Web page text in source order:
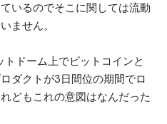
いるのでそこに関しては流動
ません。
ドーム上でビットコインと
ダクトが3日間位の期間でロ
どもこれの意図はなんだった